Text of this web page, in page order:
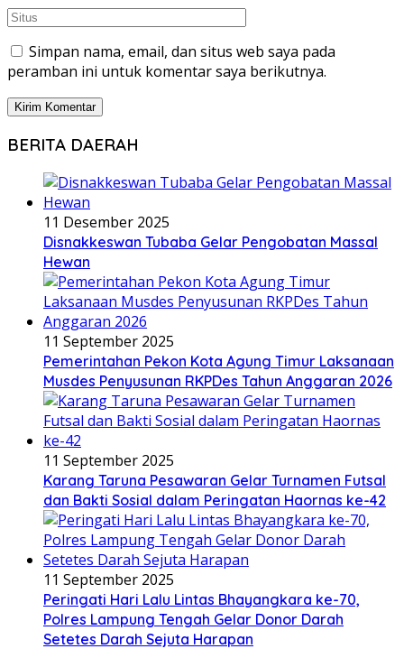
Simpan nama, email, dan situs web saya pada
peramban ini untuk komentar saya berikutnya.
BERITA DAERAH
11 Desember 2025
Disnakkeswan Tubaba Gelar Pengobatan Massal
Hewan
11 September 2025
Pemerintahan Pekon Kota Agung Timur Laksanaan
Musdes Penyusunan RKPDes Tahun Anggaran 2026
11 September 2025
Karang Taruna Pesawaran Gelar Turnamen Futsal
dan Bakti Sosial dalam Peringatan Haornas ke-42
11 September 2025
Peringati Hari Lalu Lintas Bhayangkara ke-70,
Polres Lampung Tengah Gelar Donor Darah
Setetes Darah Sejuta Harapan